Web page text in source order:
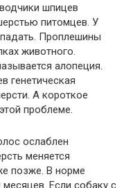
шпицев
питомцев. У
Проплешины
животного.
алопеция.
генетическая
А короткое
проблеме.
ослаблен
меняется
позже. В норме
Если собаку с